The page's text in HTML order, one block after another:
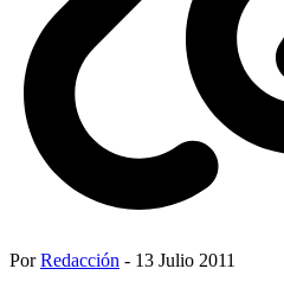
PorRedacción - 13 Julio 2011